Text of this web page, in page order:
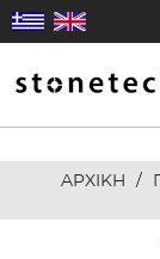
Η ΕΤΑΙΡΕΙΑ
ΑΡΧΙΚΗ /